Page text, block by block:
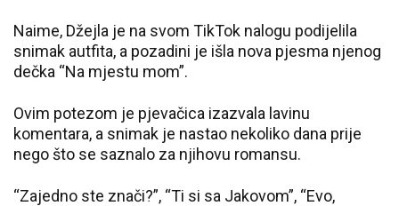
Naime, Džejla je na svom TikTok nalogu podijelila
snimak autfita, a pozadini je išla nova pjesma njenog
dečka “Na mjestu mom”.
Ovim potezom je pjevačica izazvala lavinu
komentara, a snimak je nastao nekoliko dana prije
nego što se saznalo za njihovu romansu.
“Zajedno ste znači?”, “Ti si sa Jakovom”, “Evo,